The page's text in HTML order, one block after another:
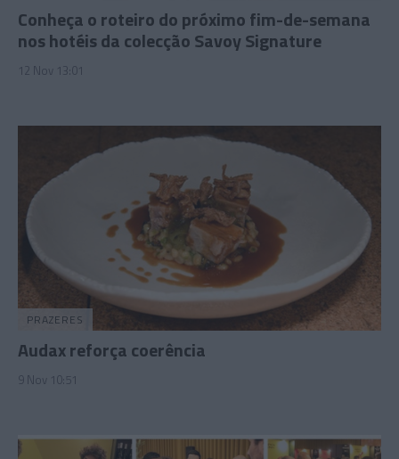
Conheça o roteiro do próximo fim-de-semana
nos hotéis da colecção Savoy Signature
12 Nov 13:01
PRAZERES
Audax reforça coerência
9 Nov 10:51